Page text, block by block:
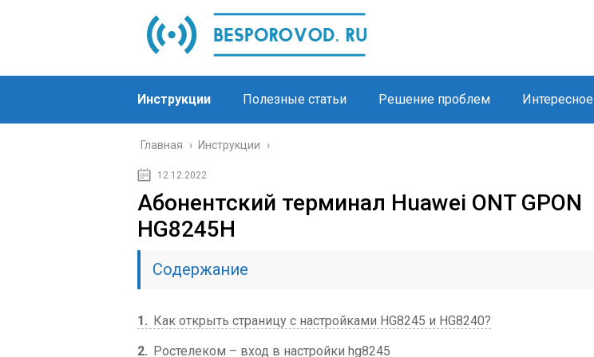
Инструкции Полезные статьи Решение проблем Интересное
Главная › Инструкции ›
12.12.2022
Абонентский терминал Huawei ONT GPON
HG8245H
Содержание
1
Как открыть страницу с настройками HG8245 и HG8240?
2
Ростелеком – вход в настройки hg8245